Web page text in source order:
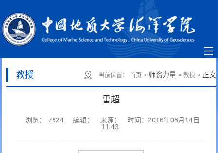
教授 当前位置： 首页 >师资力量 > 教授 >正文
雷超
浏览： 7824 编辑： 来源：
时间：2016年08月14日
11:43